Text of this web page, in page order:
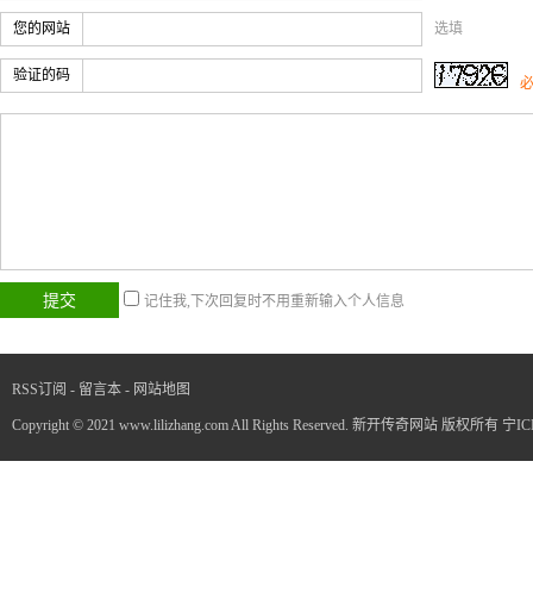
您的网站 选填
验证的码
记住我,下次回复时不用重新输入个人信息
RSS订阅 - 留言本 - 网站地图
Copyright © 2021 www.lilizhang.com All Rights Reserved. 新开传奇网站 版权所有 宁